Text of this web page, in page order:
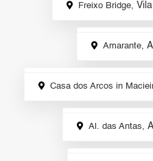
Freixo Bridge,
Amarante,
Casa dos Arcos in
Al. das Antas,